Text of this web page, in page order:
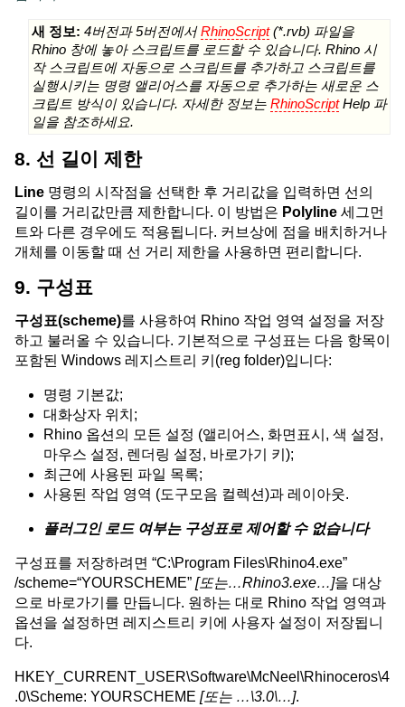
새 정보: 4버전과 5버전에서RhinoScript(*.rvb) 파일을
Rhino 창에 놓아 스크립트를 로드할 수 있습니다. Rhino 시
작 스크립트에 자동으로 스크립트를 추가하고 스크립트를
실행시키는 명령 앨리어스를 자동으로 추가하는 새로운 스
크립트 방식이 있습니다. 자세한 정보는 RhinoScriptHelp 파
일을 참조하세요.
8. 선 길이 제한
Line 명령의 시작점을 선택한 후 거리값을 입력하면 선의
길이를 거리값만큼 제한합니다. 이 방법은 Polyline 세그먼
트와 다른 경우에도 적용됩니다. 커브상에 점을 배치하거나
개체를 이동할 때 선 거리 제한을 사용하면 편리합니다.
9. 구성표
구성표(scheme)를 사용하여 Rhino 작업 영역 설정을 저장
하고 불러올 수 있습니다. 기본적으로 구성표는 다음 항목이
포함된 Windows 레지스트리 키(reg folder)입니다:
명령 기본값;
대화상자 위치;
Rhino 옵션의 모든 설정 (앨리어스, 화면표시, 색 설정,
마우스 설정, 렌더링 설정, 바로가기 키);
최근에 사용된 파일 목록;
사용된 작업 영역 (도구모음 컬렉션)과 레이아웃.
플러그인 로드 여부는 구성표로 제어할 수 없습니다
구성표를 저장하려면 “C:\Program Files\Rhino4.exe”
/scheme=“YOURSCHEME” [또는…Rhino3.exe…]을 대상
으로 바로가기를 만듭니다. 원하는 대로 Rhino 작업 영역과
옵션을 설정하면 레지스트리 키에 사용자 설정이 저장됩니
다.
HKEY_CURRENT_USER\Software\McNeel\Rhinoceros\4
.0\Scheme: YOURSCHEME [또는 …\3.0\…].